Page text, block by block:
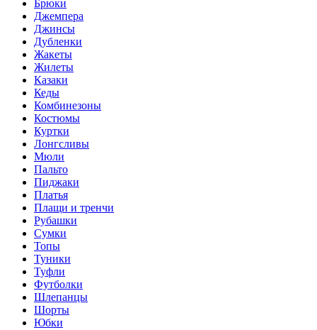
Брюки
Джемпера
Джинсы
Дубленки
Жакеты
Жилеты
Казаки
Кеды
Комбинезоны
Костюмы
Куртки
Лонгсливы
Мюли
Пальто
Пиджаки
Платья
Плащи и тренчи
Рубашки
Сумки
Топы
Туники
Туфли
Футболки
Шлепанцы
Шорты
Юбки